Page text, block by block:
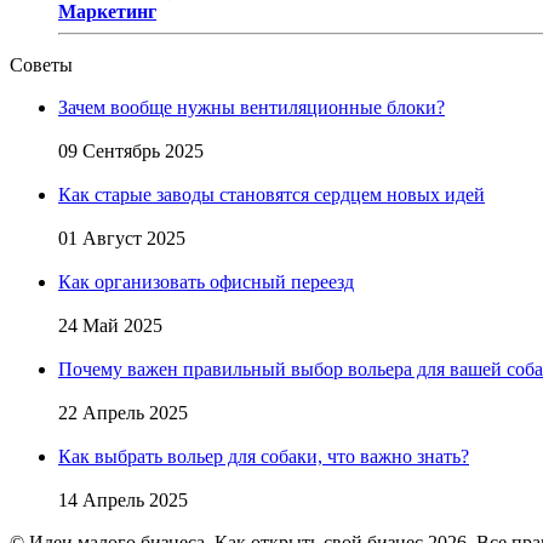
Маркетинг
Советы
Зачем вообще нужны вентиляционные блоки?
09 Сентябрь 2025
Как старые заводы становятся сердцем новых идей
01 Август 2025
Как организовать офисный переезд
24 Май 2025
Почему важен правильный выбор вольера для вашей
22 Апрель 2025
Как выбрать вольер для собаки, что важно знать?
14 Апрель 2025